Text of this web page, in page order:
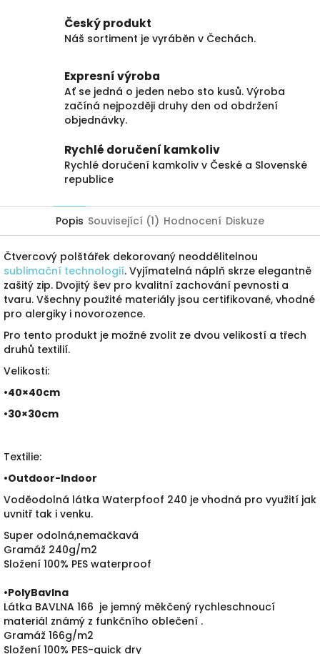
Český produkt
Náš sortiment je vyráběn v Čechách.
Expresní výroba
Ať se jedná o jeden nebo sto kusů. Výroba
začíná nejpozději druhy den od obdržení
objednávky.
Rychlé doručení kamkoliv
Rychlé doručení kamkoliv v České a Slovenské
republice
Popis Související (1) Hodnocení Diskuze
Čtvercový polštářek dekorovaný neoddělitelnou
sublimační technologií. Vyjímatelná náplň skrze elegantně
zašitý zip. Dvojitý šev pro kvalitní zachování pevnosti a
tvaru. Všechny použité materiály jsou certifikované, vhodné
pro alergiky i novorozence.
Pro tento produkt je možné zvolit ze dvou velikostí a třech
druhů textilií.
Velikosti:
•40×40cm
•30×30cm
Textilie:
•Outdoor-Indoor
Voděodolná látka Waterpfoof 240 je vhodná pro využití jak
uvnitř tak i venku.
Super odolná,nemačkavá
Gramáž 240g/m2
Složení 100% PES waterproof
•PolyBavlna
Látka BAVLNA 166 je jemný měkčený rychleschnoucí
materiál známý z funkčního oblečení .
Gramáž 166g/m2
Složení 100% PES-quick dry